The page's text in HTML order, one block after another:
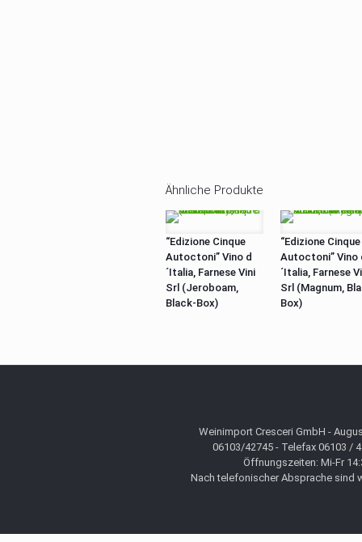
Ähnliche Produkte
“Edizione Cinque
Autoctoni” Vino d
´Italia, Farnese Vini
Srl (Jeroboam,
Black-Box)
“Edizione Cinque
Autoctoni” Vino
´Italia, Farnese
Srl (Magnum,
Box)
Weinimport Cresceri GmbH -
06103/42745 - Telefax 06103 /
Öffnungszeiten: Mi-Fr
Nach telefonischer Absprache sind